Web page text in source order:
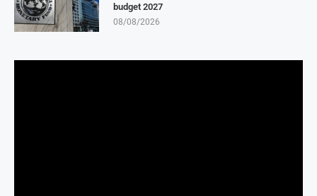
budget 2027
08/08/2026